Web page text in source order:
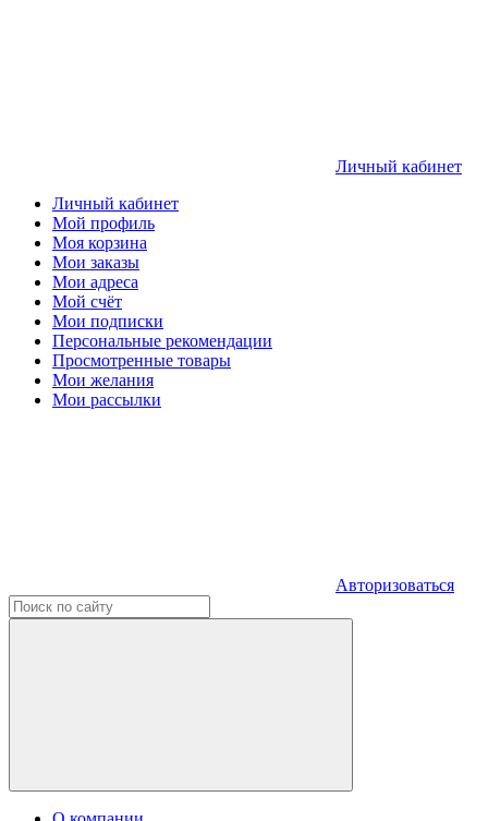
Личный кабинет
Личный кабинет
Мой профиль
Моя корзина
Мои заказы
Мои адреса
Мой счёт
Мои подписки
Персональные рекомендации
Просмотренные товары
Мои желания
Мои рассылки
Авторизоваться